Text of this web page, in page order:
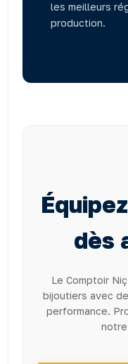
les meilleurs
production.
dès
Le Comptoir
bijoutiers avec
performance.
notre